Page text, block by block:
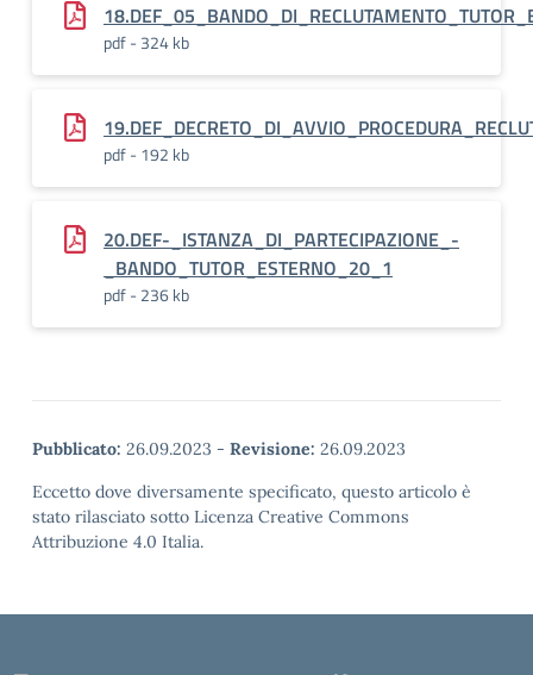
pdf - 324 kb
pdf - 192 kb
20.DEF-_ISTANZA_DI_PARTECIPAZIONE_-
_BANDO_TUTOR_ESTERNO_20_1
pdf - 236 kb
Pubblicato: 26.09.2023 - Revisione: 26.09.2023
Eccetto dove diversamente specificato, questo articolo è
stato rilasciato sotto Licenza Creative Commons
Attribuzione 4.0 Italia.